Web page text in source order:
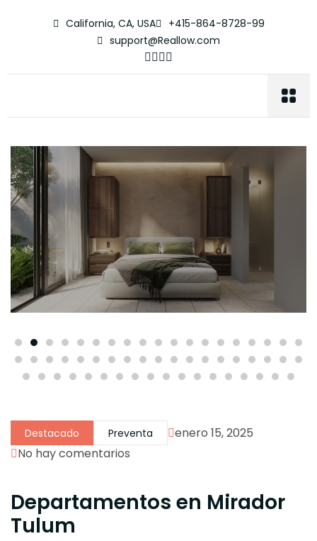
California, CA, USA
+415-864-8728-99
support@Reallow.com
Destacado Preventa
enero 15, 2025
No hay comentarios
Departamentos en Mirador
Tulum